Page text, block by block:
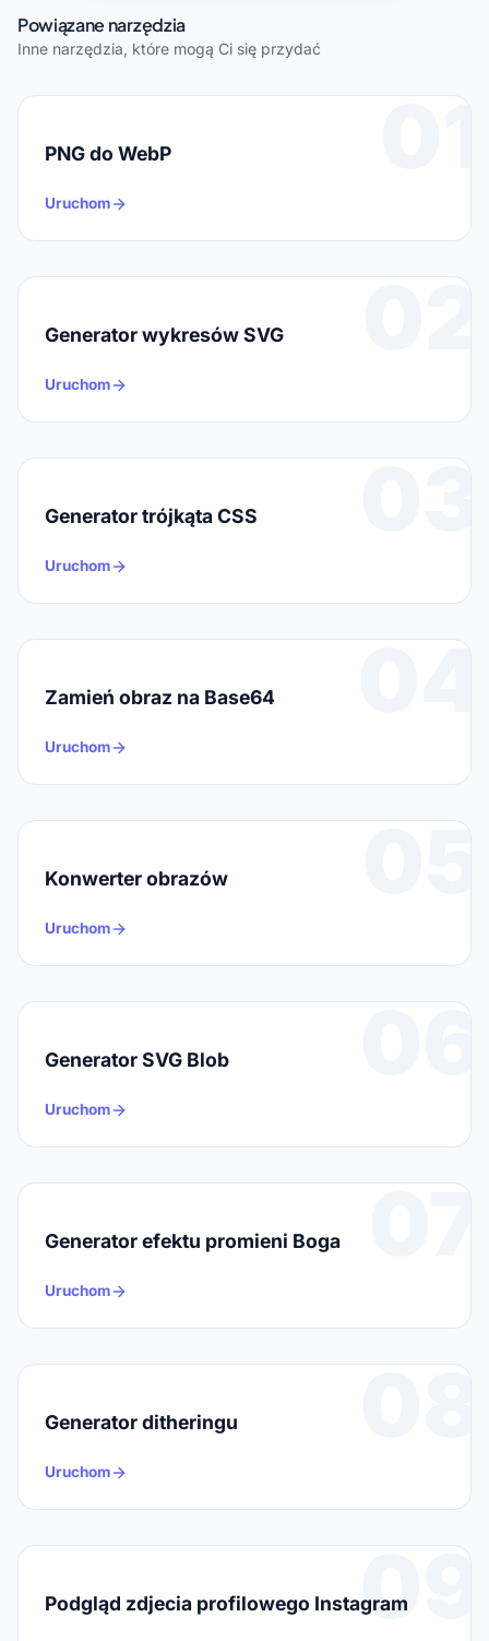
Powiązane narzędzia
Inne narzędzia, które mogą Ci się przydać
01
PNG do WebP
Uruchom
02
Generator wykresów SVG
Uruchom
03
Generator trójkąta CSS
Uruchom
04
Zamień obraz na Base64
Uruchom
05
Konwerter obrazów
Uruchom
06
Generator SVG Blob
Uruchom
07
Generator efektu promieni Boga
Uruchom
08
Generator ditheringu
Uruchom
09
Podgląd zdjecia profilowego Instagram